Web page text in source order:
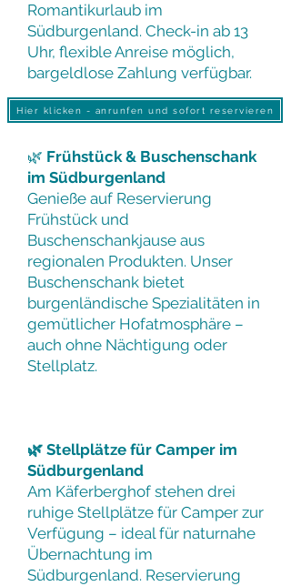
Romantikurlaub im
Südburgenland. Check-in ab 13
Uhr, flexible Anreise möglich,
bargeldlose Zahlung verfügbar.
🌿 Frühstück & Buschenschank
im Südburgenland
Genieße auf Reservierung
Frühstück und
Buschenschankjause aus
regionalen Produkten. Unser
Buschenschank bietet
burgenländische Spezialitäten in
gemütlicher Hofatmosphäre –
auch ohne Nächtigung oder
Stellplatz.
🌿 Stellplätze für Camper im
Südburgenland
Am Käferberghof stehen drei
ruhige Stellplätze für Camper zur
Verfügung – ideal für naturnahe
Übernachtung im
Südburgenland. Reservierung
Hier klicken - anrunfen und sofort reservieren